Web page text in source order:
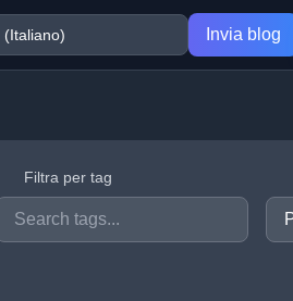
Invia blog
Filtra per tag